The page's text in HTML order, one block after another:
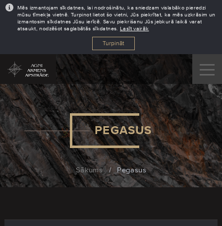
Mēs izmantojam sīkdatnes, lai nodrošinātu, ka sniedzam vislabāko pieredzi
mūsu tīmekļa vietnē. Turpinot lietot šo vietni, Jūs piekrītat, ka mēs uzkrāsim un
izmantosim sīkdatnes Jūsu ierīcē. Savu piekrišanu Jūs jebkurā laikā varat
atsaukt, nodzēšot saglabātās sīkdatnes. Lasīt vairāk
Turpināt
PEGASUS
Sākums / Pegasus